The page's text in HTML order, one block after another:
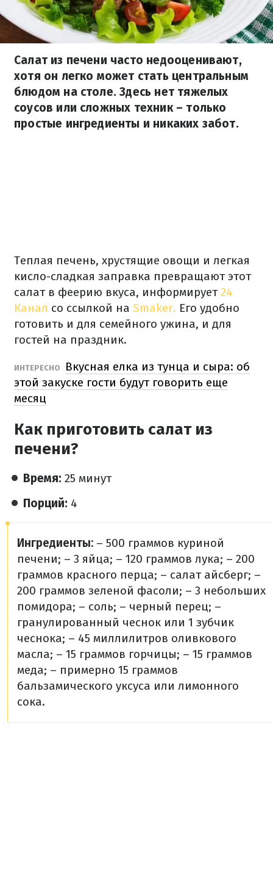
Салат из печени часто недооценивают,
хотя он легко может стать центральным
блюдом на столе. Здесь нет тяжелых
соусов или сложных техник – только
простые ингредиенты и никаких забот.
Теплая печень, хрустящие овощи и легкая
кисло-сладкая заправка превращают этот
салат в феерию вкуса, информирует24
Канал со ссылкой на Smaker. Его удобно
готовить и для семейного ужина, и для
гостей на праздник.
ИНТЕРЕСНО
Вкусная елка из тунца и сыра: об
этой закуске гости будут говорить еще
месяц
Как приготовить салат из
печени?
Время: 25 минут
Порций: 4
Ингредиенты: – 500 граммов куриной
печени; – 3 яйца; – 120 граммов лука; – 200
граммов красного перца; – салат айсберг; –
200 граммов зеленой фасоли; – 3 небольших
помидора; – соль; – черный перец; –
гранулированный чеснок или 1 зубчик
чеснока; – 45 миллилитров оливкового
масла; – 15 граммов горчицы; – 15 граммов
меда; – примерно 15 граммов
бальзамического уксуса или лимонного
сока.